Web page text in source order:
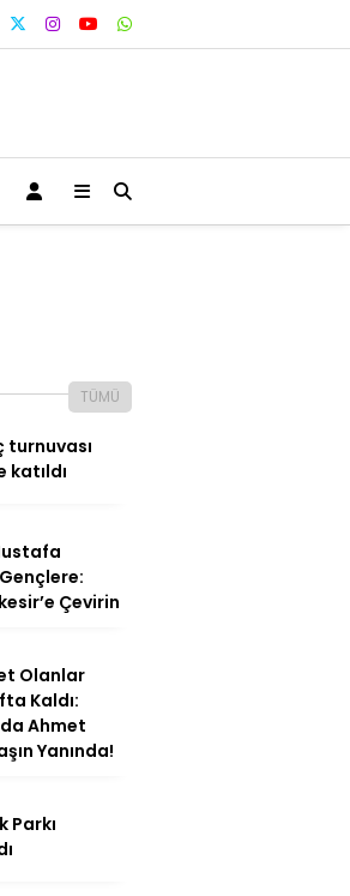
TÜMÜ
turnuvası
Çevirin
Olanlar
Kaldı:
Ahmet
Yanında!
Parkı